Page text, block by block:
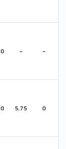
0 - -
0 5,75 0